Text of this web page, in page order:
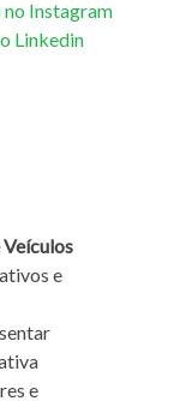
e
e